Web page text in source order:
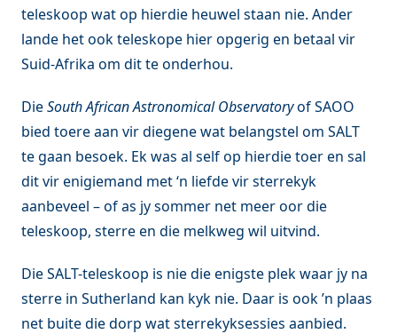
teleskoop wat op hierdie heuwel staan nie. Ander
lande het ook teleskope hier opgerig en betaal vir
Suid-Afrika om dit te onderhou.
DieSouth African Astronomical Observatoryof SAOO
bied toere aan vir diegene wat belangstel om SALT
te gaan besoek. Ek was al self op hierdie toer en sal
dit vir enigiemand met ‘n liefde vir sterrekyk
aanbeveel – of as jy sommer net meer oor die
teleskoop, sterre en die melkweg wil uitvind.
Die SALT-teleskoop is nie die enigste plek waar jy na
sterre in Sutherland kan kyk nie. Daar is ook ’n plaas
net buite die dorp wat sterrekyksessies aanbied.